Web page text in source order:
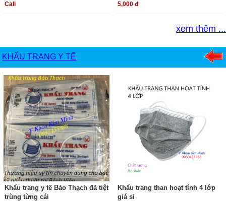
Call 5,000 đ
xem thêm ...
KHẨU TRANG Y TẾ
Khẩu trang y tế Bảo Thạch đã tiệt
trùng từng cái
Khẩu trang than hoạt tính 4 lớp
giá sỉ